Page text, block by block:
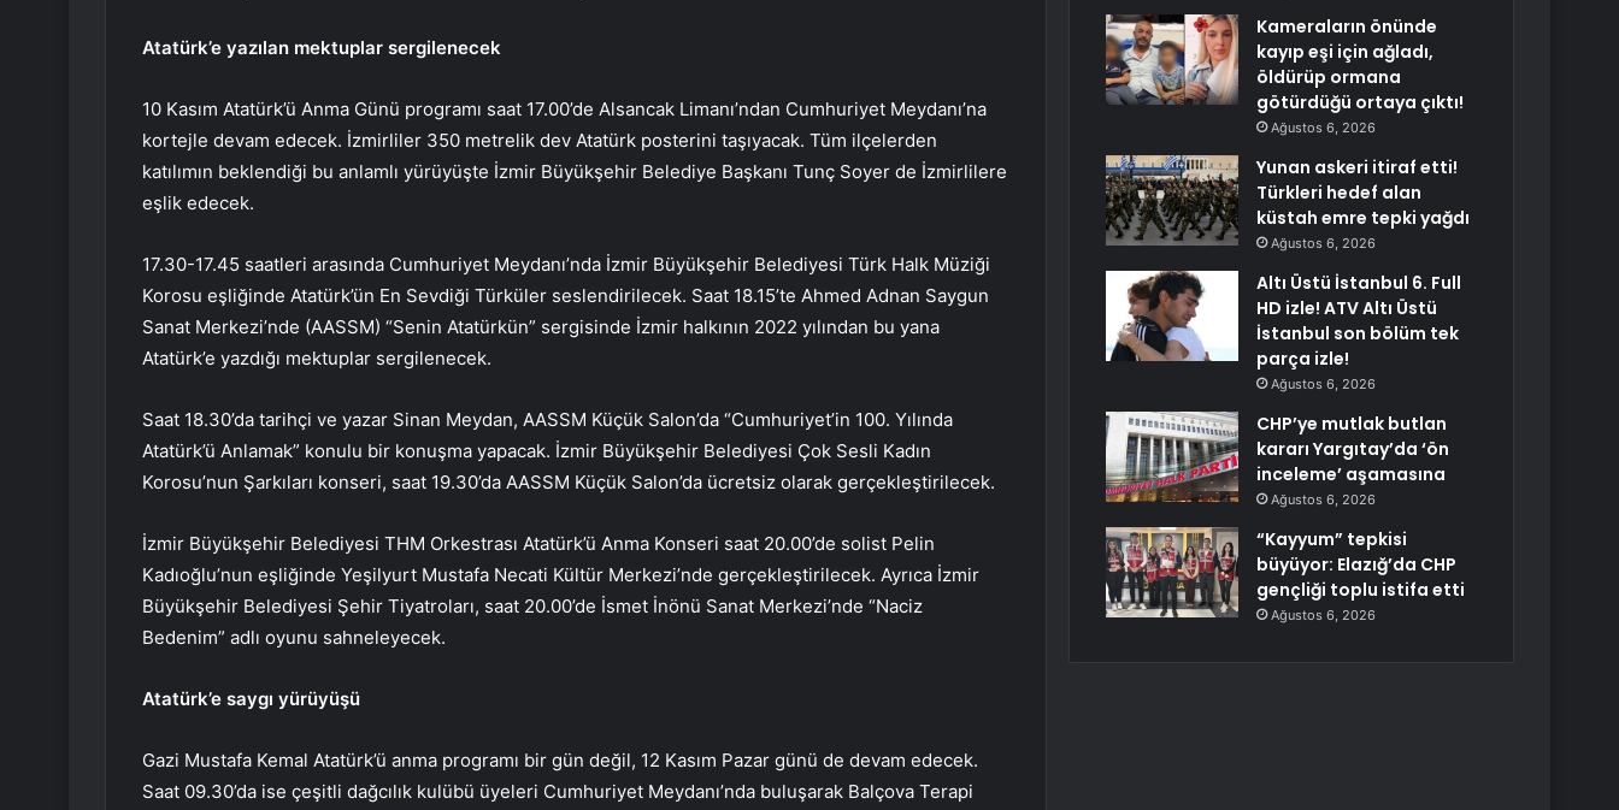
Atatürk’e yazılan mektuplar sergilenecek
10 Kasım Atatürk’ü Anma Günü programı saat 17.00’de Alsancak Limanı’ndan Cumhuriyet Meydanı’na
kortejle devam edecek. İzmirliler 350 metrelik dev Atatürk posterini taşıyacak. Tüm ilçelerden
katılımın beklendiği bu anlamlı yürüyüşte İzmir Büyükşehir Belediye Başkanı Tunç Soyer de İzmirlilere
eşlik edecek.
17.30-17.45 saatleri arasında Cumhuriyet Meydanı’nda İzmir Büyükşehir Belediyesi Türk Halk Müziği
Korosu eşliğinde Atatürk’ün En Sevdiği Türküler seslendirilecek. Saat 18.15’te Ahmed Adnan Saygun
Sanat Merkezi’nde (AASSM) “Senin Atatürkün” sergisinde İzmir halkının 2022 yılından bu yana
Atatürk’e yazdığı mektuplar sergilenecek.
Saat 18.30’da tarihçi ve yazar Sinan Meydan, AASSM Küçük Salon’da “Cumhuriyet’in 100. Yılında
Atatürk’ü Anlamak” konulu bir konuşma yapacak. İzmir Büyükşehir Belediyesi Çok Sesli Kadın
Korosu’nun Şarkıları konseri, saat 19.30’da AASSM Küçük Salon’da ücretsiz olarak gerçekleştirilecek.
İzmir Büyükşehir Belediyesi THM Orkestrası Atatürk’ü Anma Konseri saat 20.00’de solist Pelin
Kadıoğlu’nun eşliğinde Yeşilyurt Mustafa Necati Kültür Merkezi’nde gerçekleştirilecek. Ayrıca İzmir
Büyükşehir Belediyesi Şehir Tiyatroları, saat 20.00’de İsmet İnönü Sanat Merkezi’nde “Naciz
Bedenim” adlı oyunu sahneleyecek.
Atatürk’e saygı yürüyüşü
Gazi Mustafa Kemal Atatürk’ü anma programı bir gün değil, 12 Kasım Pazar günü de devam edecek.
Saat 09.30’da ise çeşitli dağcılık kulübü üyeleri Cumhuriyet Meydanı’nda buluşarak Balçova Terapi
Kameraların önünde
kayıp eşi için ağladı,
öldürüp ormana
götürdüğü ortaya çıktı!
Ağustos 6, 2026
Yunan askeri itiraf etti!
Türkleri hedef alan
küstah emre tepki yağdı
Ağustos 6, 2026
Altı Üstü İstanbul 6. Full
HD izle! ATV Altı Üstü
İstanbul son bölüm tek
parça izle!
Ağustos 6, 2026
CHP’ye mutlak butlan
kararı Yargıtay’da ‘ön
inceleme’ aşamasına
Ağustos 6, 2026
“Kayyum” tepkisi
büyüyor: Elazığ’da CHP
gençliği toplu istifa etti
Ağustos 6, 2026